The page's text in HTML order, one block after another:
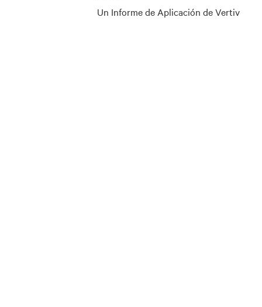
Un Informe de Aplicación de Vertiv